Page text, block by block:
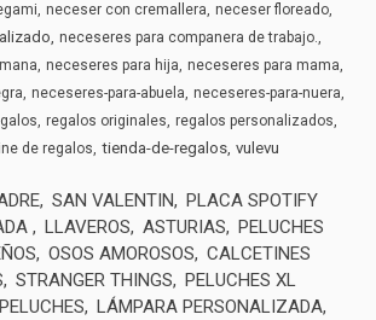
neceser con cremallera neceser floreado
neceseres para companera de trabajo.
neceseres para hija neceseres para mama
neceseres-para-abuela neceseres-para-nuera
regalos originales regalos personalizados
de regalos tienda-de-regalos vulevu
SAN VALENTIN
PLACA SPOTIFY
LLAVEROS ASTURIAS
PELUCHES
OSOS AMOROSOS
CALCETINES
STRANGER THINGS
PELUCHES XL
PELUCHES
LÁMPARA PERSONALIZADA